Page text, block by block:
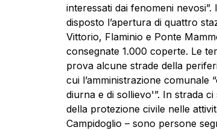
interessati dai fenomeni
disposto l’apertura di quattro
Vittorio, Flaminio e Ponte
consegnate 1.000 coperte. Le
prova alcune strade della
cui l’amministrazione comunale
diurna e di sollievo'”. In strada
della protezione civile nelle
Campidoglio – sono persone